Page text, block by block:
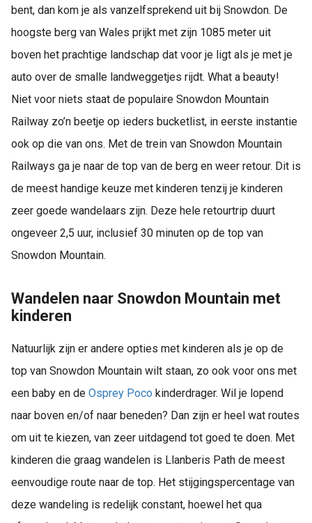
bent, dan kom je als vanzelfsprekend uit bij Snowdon. De
hoogste berg van Wales prijkt met zijn 1085 meter uit
boven het prachtige landschap dat voor je ligt als je met je
auto over de smalle landweggetjes rijdt. What a beauty!
Niet voor niets staat de populaire Snowdon Mountain
Railway zo’n beetje op ieders bucketlist, in eerste instantie
ook op die van ons. Met de trein van Snowdon Mountain
Railways ga je naar de top van de berg en weer retour. Dit is
de meest handige keuze met kinderen tenzij je kinderen
zeer goede wandelaars zijn. Deze hele retourtrip duurt
ongeveer 2,5 uur, inclusief 30 minuten op de top van
Snowdon Mountain.
Wandelen naar Snowdon Mountain met
kinderen
Natuurlijk zijn er andere opties met kinderen als je op de
top van Snowdon Mountain wilt staan, zo ook voor ons met
een baby en de Osprey Poco kinderdrager. Wil je lopend
naar boven en/of naar beneden? Dan zijn er heel wat routes
om uit te kiezen, van zeer uitdagend tot goed te doen. Met
kinderen die graag wandelen is Llanberis Path de meest
eenvoudige route naar de top. Het stijgingspercentage van
deze wandeling is redelijk constant, hoewel het qua